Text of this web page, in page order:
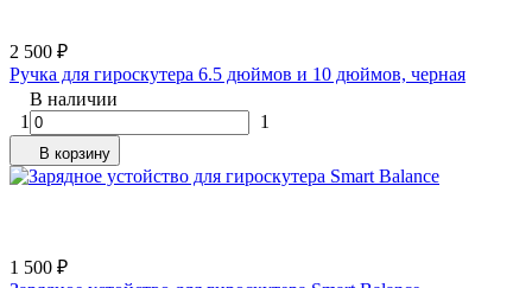
2 500 ₽
Ручка для гироскутера 6.5 дюймов и 10 дюймов, черная
В наличии
1
1
В корзину
1 500 ₽